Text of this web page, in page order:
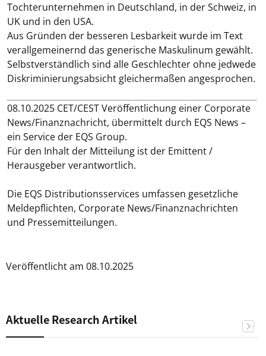
Tochterunternehmen in Deutschland, in der Schweiz, in
UK und in den USA.
Aus Gründen der besseren Lesbarkeit wurde im Text
verallgemeinernd das generische Maskulinum gewählt.
Selbstverständlich sind alle Geschlechter ohne jedwede
Diskriminierungsabsicht gleichermaßen angesprochen.
08.10.2025 CET/CEST Veröffentlichung einer Corporate
News/Finanznachricht, übermittelt durch EQS News –
ein Service der EQS Group.
Für den Inhalt der Mitteilung ist der Emittent /
Herausgeber verantwortlich.
Die EQS Distributionsservices umfassen gesetzliche
Meldepflichten, Corporate News/Finanznachrichten
und Pressemitteilungen.
Veröffentlicht am 08.10.2025
Aktuelle Research Artikel